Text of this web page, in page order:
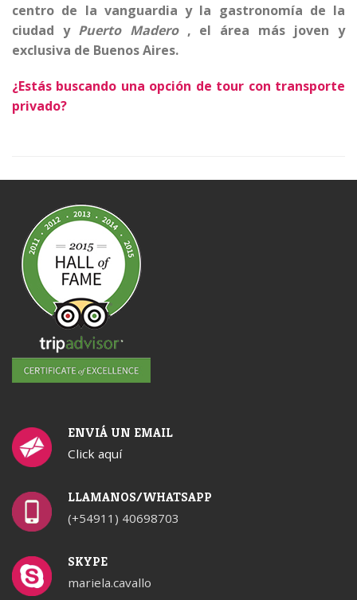
centro de la vanguardia y la gastronomía de la
ciudad y Puerto Madero , el área más joven y
exclusiva de Buenos Aires.
¿Estás buscando una opción de tour con transporte
privado?
ENVIÁ UN EMAIL
Click aquí
LLAMANOS/WHATSAPP
(+54911) 40698703
SKYPE
mariela.cavallo